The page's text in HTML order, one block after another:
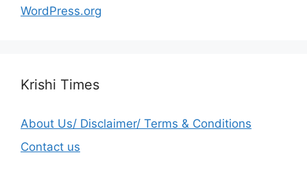
WordPress.org
Krishi Times
About Us/ Disclaimer/ Terms & Conditions
Contact us